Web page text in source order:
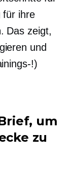
für ihre
Das zeigt,
und
!)
um
zu